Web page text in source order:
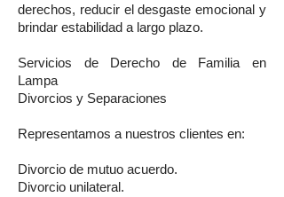
derechos, reducir el desgaste emocional y
brindar estabilidad a largo plazo.
Servicios de Derecho de Familia en
Lampa
Divorcios y Separaciones
Representamos a nuestros clientes en:
Divorcio de mutuo acuerdo.
Divorcio unilateral.